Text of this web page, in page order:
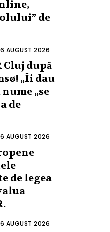
de
6 AUGUST 2026
Cluj după
„Îi dau
„se
de
6 AUGUST 2026
de legea
6 AUGUST 2026